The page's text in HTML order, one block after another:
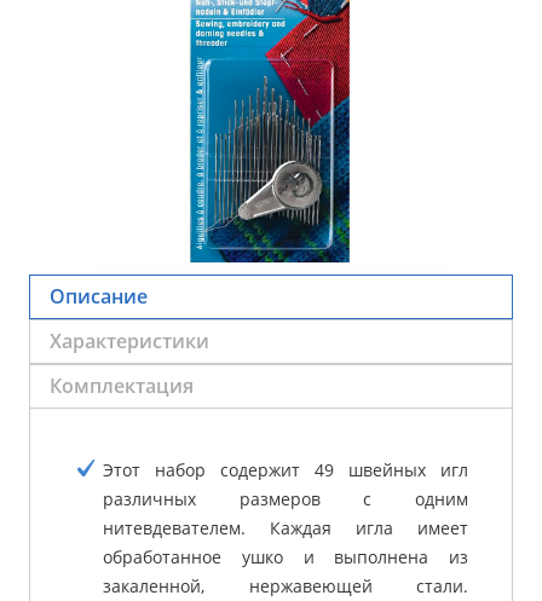
Описание
Характеристики
Комплектация
Этот набор содержит 49 швейных игл
различных размеров с одним
нитевдевателем. Каждая игла имеет
обработанное ушко и выполнена из
закаленной, нержавеющей стали.